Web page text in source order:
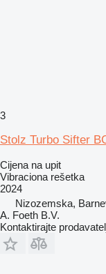
3
Stolz Turbo Sifter
Cijena na upit
Vibraciona rešetka
2024
Nizozemska,
A. Foeth B.V.
Kontaktirajte